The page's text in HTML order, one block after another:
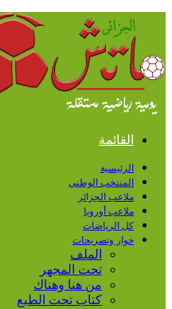
القائمة
الرئيسية
المنتخب الوطني
ملاعب الجزائر
ملاعب أوروبا
كل الرياضات
حوار وتصريحات
الملف
تحت المجهر
من هنا وهناك
كتاب تحت الطبع